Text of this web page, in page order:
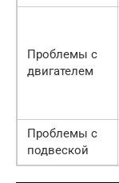
Проблемы с
двигателем
Проблемы с
подвеской